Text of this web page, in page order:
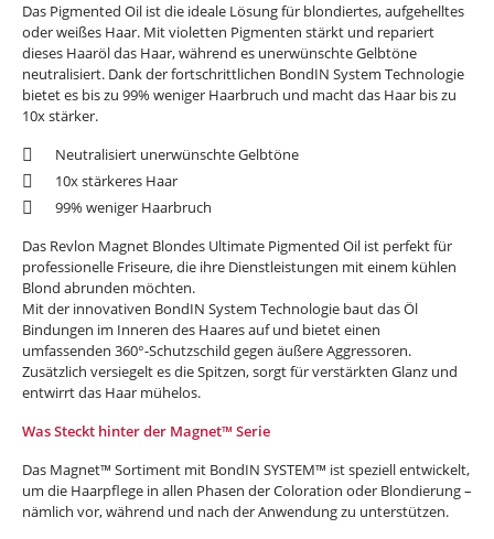
Das Pigmented Oil ist die ideale Lösung für blondiertes, aufgehelltes
oder weißes Haar. Mit violetten Pigmenten stärkt und repariert
dieses Haaröl das Haar, während es unerwünschte Gelbtöne
neutralisiert. Dank der fortschrittlichen BondIN System Technologie
bietet es bis zu 99% weniger Haarbruch und macht das Haar bis zu
10x stärker.
Neutralisiert unerwünschte Gelbtöne
10x stärkeres Haar
99% weniger Haarbruch
Das Revlon Magnet Blondes Ultimate Pigmented Oil ist perfekt für
professionelle Friseure, die ihre Dienstleistungen mit einem kühlen
Blond abrunden möchten.
Mit der innovativen BondIN System Technologie baut das Öl
Bindungen im Inneren des Haares auf und bietet einen
umfassenden 360°-Schutzschild gegen äußere Aggressoren.
Zusätzlich versiegelt es die Spitzen, sorgt für verstärkten Glanz und
entwirrt das Haar mühelos.
Was Steckt hinter der Magnet™ Serie
Das Magnet™ Sortiment mit BondIN SYSTEM™ ist speziell entwickelt,
um die Haarpflege in allen Phasen der Coloration oder Blondierung –
nämlich vor, während und nach der Anwendung zu unterstützen.